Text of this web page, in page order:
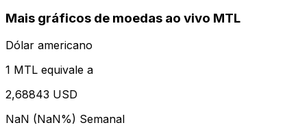
Mais gráficos de moedas ao vivo MTL
Dólar americano
1 MTL equivale a
2,68843 USD
NaN (NaN%) Semanal